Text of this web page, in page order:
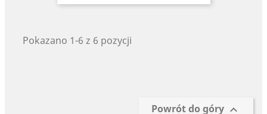
Pokazano 1-6 z 6 pozycji
Powrót do góry 